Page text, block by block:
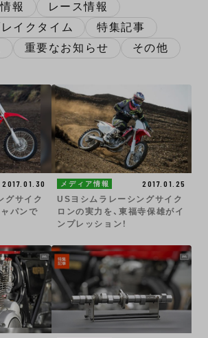
報
レース情報
イクタイム
特集記事
重要なお知らせ その他
2017.01.30
グサイク
パンで
メディア情報
2017.01.25
USヨシムラレーシングサイク
ロンの実力を、東福寺保雄がイ
ンプレッション！